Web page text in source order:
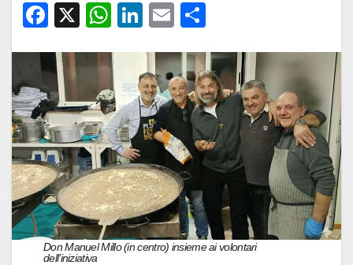
F
c
e
b
o
o
k
X
W
at
s
A
p
p
Li
k
e
dI
n
E
ail n
di
vi
di
Don Manuel Millo (in centro) insieme ai volontari
dell’iniziativa